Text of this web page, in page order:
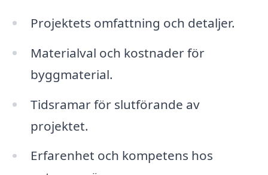
Projektets omfattning och detaljer.
Materialval och kostnader för
byggmaterial.
Tidsramar för slutförande av
projektet.
Erfarenhet och kompetens hos